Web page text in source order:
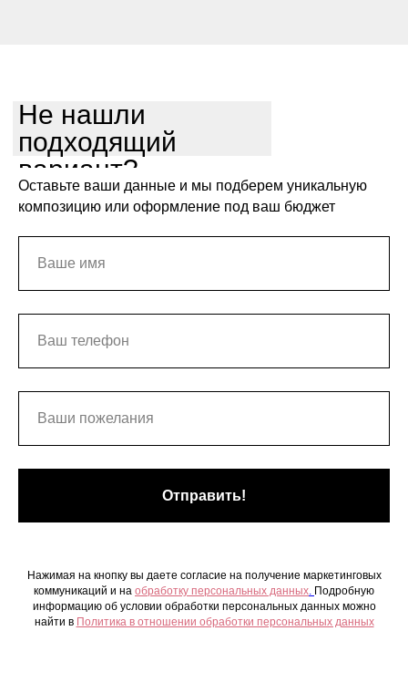
Не нашли
подходящий
вариант?
Оставьте ваши данные и мы подберем уникальную
композицию или оформление под ваш бюджет
Отправить!
Нажимая на кнопку вы даете согласие на получение маркетинговых
коммуникаций и на обработку персональных данных. Подробную
информацию об условии обработки персональных данных можно
найти в Политика в отношении обработки персональных данных